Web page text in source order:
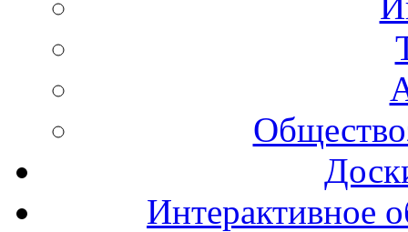
Интерактивное